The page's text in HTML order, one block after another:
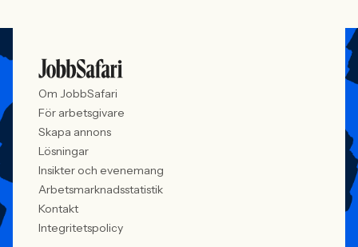
Om JobbSafari
För arbetsgivare
Skapa annons
Lösningar
Insikter och evenemang
Arbetsmarknadsstatistik
Kontakt
Integritetspolicy